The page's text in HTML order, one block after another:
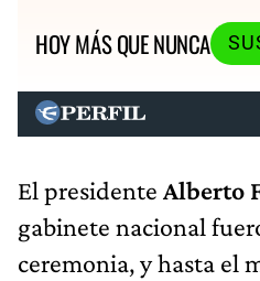
HOY MÁS QUE NUNCA
El presidente Alberto
gabinete nacional
ceremonia, y hasta el